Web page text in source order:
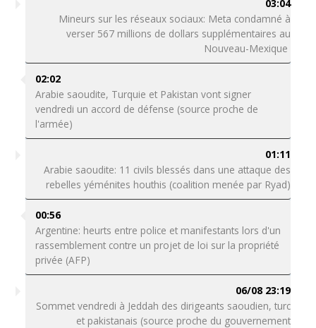
03:04
Mineurs sur les réseaux sociaux: Meta condamné à
verser 567 millions de dollars supplémentaires au
Nouveau-Mexique
02:02
Arabie saoudite, Turquie et Pakistan vont signer
vendredi un accord de défense (source proche de
l'armée)
01:11
Arabie saoudite: 11 civils blessés dans une attaque des
rebelles yéménites houthis (coalition menée par Ryad)
00:56
Argentine: heurts entre police et manifestants lors d'un
rassemblement contre un projet de loi sur la propriété
privée (AFP)
06/08 23:19
Sommet vendredi à Jeddah des dirigeants saoudien, turc
et pakistanais (source proche du gouvernement